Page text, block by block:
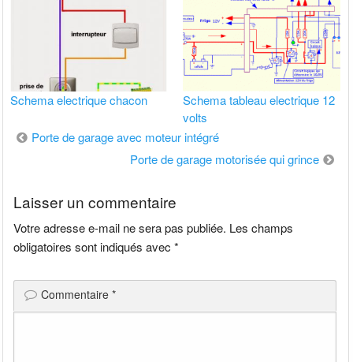
Schema electrique chacon
Schema tableau electrique 12
volts
Navigation
Porte de garage avec moteur intégré
Porte de garage motorisée qui grince
Laisser un commentaire
Votre adresse e-mail ne sera pas publiée. Les champs
obligatoires sont indiqués avec*
Commentaire*